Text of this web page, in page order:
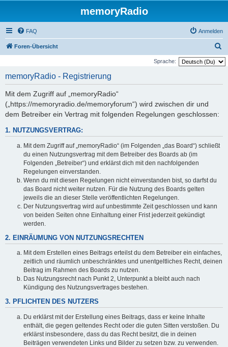
memoryRadio
FAQ Anmelden
Foren-Übersicht
u
Sprache:
memoryRadio - Registrierung
Mit dem Zugriff auf „memoryRadio“
(„https://memoryradio.de/memoryforum“) wird zwischen dir und
dem Betreiber ein Vertrag mit folgenden Regelungen geschlossen:
1. NUTZUNGSVERTRAG:
Mit dem Zugriff auf „memoryRadio“ (im Folgenden „das Board“) schließt
du einen Nutzungsvertrag mit dem Betreiber des Boards ab (im
Folgenden „Betreiber“) und erklärst dich mit den nachfolgenden
Regelungen einverstanden.
Wenn du mit diesen Regelungen nicht einverstanden bist, so darfst du
das Board nicht weiter nutzen. Für die Nutzung des Boards gelten
jeweils die an dieser Stelle veröffentlichten Regelungen.
Der Nutzungsvertrag wird auf unbestimmte Zeit geschlossen und kann
von beiden Seiten ohne Einhaltung einer Frist jederzeit gekündigt
werden.
2. EINRÄUMUNG VON NUTZUNGSRECHTEN
Mit dem Erstellen eines Beitrags erteilst du dem Betreiber ein einfaches,
zeitlich und räumlich unbeschränktes und unentgeltliches Recht, deinen
Beitrag im Rahmen des Boards zu nutzen.
Das Nutzungsrecht nach Punkt 2, Unterpunkt a bleibt auch nach
Kündigung des Nutzungsvertrages bestehen.
3. PFLICHTEN DES NUTZERS
Du erklärst mit der Erstellung eines Beitrags, dass er keine Inhalte
enthält, die gegen geltendes Recht oder die guten Sitten verstoßen. Du
erklärst insbesondere, dass du das Recht besitzt, die in deinen
Beiträgen verwendeten Links und Bilder zu setzen bzw. zu verwenden.